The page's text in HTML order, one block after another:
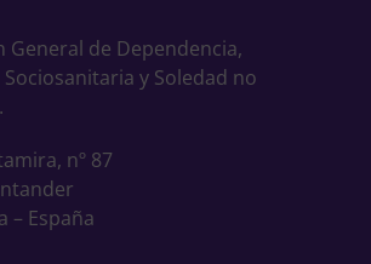
General de Dependencia,
y Soledad no
nº 87
– España